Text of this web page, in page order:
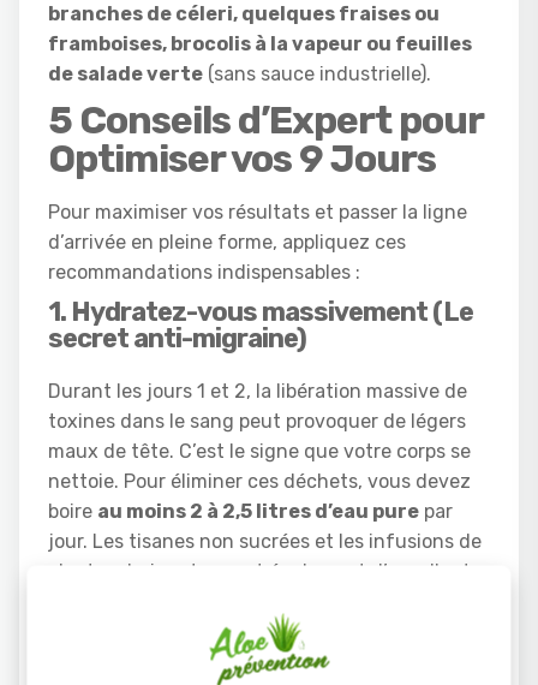
branches de céleri, quelques fraises ou
framboises, brocolis à la vapeur ou feuilles
de salade verte (sans sauce industrielle).
5 Conseils d’Expert pour
Optimiser vos 9 Jours
Pour maximiser vos résultats et passer la ligne
d’arrivée en pleine forme, appliquez ces
recommandations indispensables :
1. Hydratez-vous massivement (Le
secret anti-migraine)
Durant les jours 1 et 2, la libération massive de
toxines dans le sang peut provoquer de légers
maux de tête. C’est le signe que votre corps se
nettoie. Pour éliminer ces déchets, vous devez
boire au moins 2 à 2,5 litres d’eau pure par
jour. Les tisanes non sucrées et les infusions de
plantes drainantes sont également d’excellents
2. Choisissez le bon moment dans
votre calendrier